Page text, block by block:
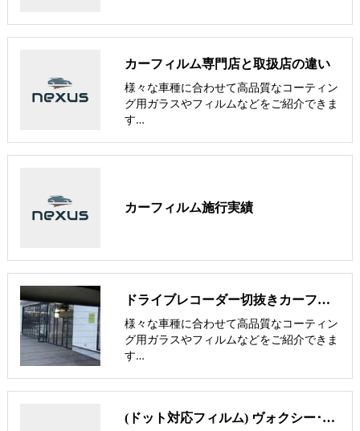
カーフィルム専門店と取扱店の違い
様々な車種に合わせて高品質なコーティン
グ用ガラスやフィルムなどをご紹介できま
す…
カーフィルム施行実績
ドライブレコーダー切抜きカーフィルム【nexus株式会社】
様々な車種に合わせて高品質なコーティン
グ用ガラスやフィルムなどをご紹介できま
す…
(ドット対応フィルム) ヴォクシー･ノア･GR86･シエンタ専用フィルム【nexus株式会社】